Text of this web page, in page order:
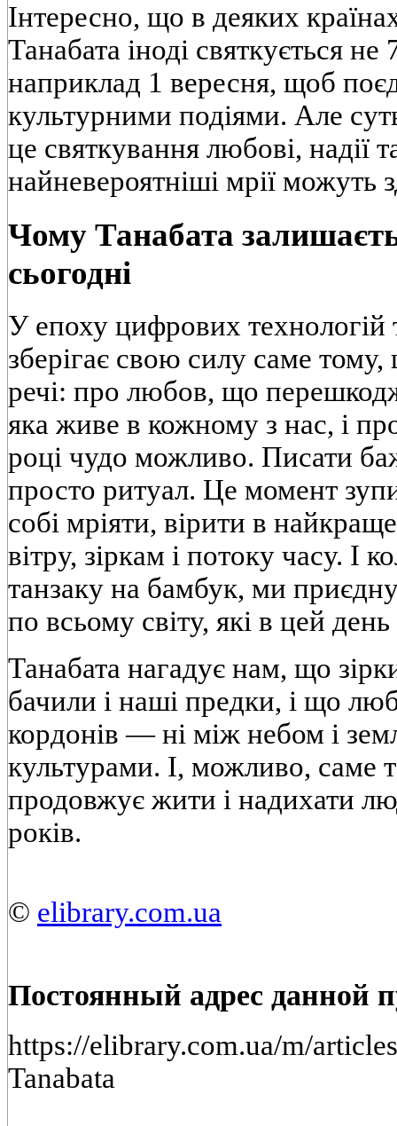
Інтересно, що в деяких
Танабата іноді святкується
наприклад 1 вересня, щоб
культурними подіями. Але
це святкування любові, надії
найневероятніші мрії можуть
Чому Танабата
сьогодні
У епоху цифрових технологій
зберігає свою силу саме
речі: про любов, що
яка живе в кожному з нас, і
році чудо можливо. Писати
просто ритуал. Це момент
собі мріяти, вірити в
вітру, зіркам і потоку часу. І
танзаку на бамбук, ми
по всьому світу, які в цей
Танабата нагадує нам, що
бачили і наші предки, і що
кордонів — ні між небом і
культурами. І, можливо, саме
продовжує жити і надихати
років.
© elibrary.com.ua
Постоянный адрес данной
https://elibrary.com.ua/m/
Tanabata